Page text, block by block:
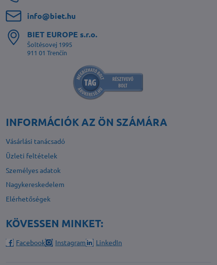
info​@biet​.hu
BIET EUROPE s​.r​.o​.
Šoltésovej 1995
911 01 Trenčín
INFORMÁCIÓK AZ ÖN SZÁMÁRA
Vásárlási tanácsadó
Üzleti feltételek
Személyes adatok
Nagykereskedelem
Elérhetőségek
KÖVESSEN MINKET:
Facebook Instagram LinkedIn